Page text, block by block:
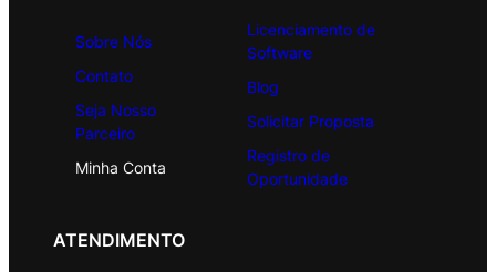
Sobre Nós
Contato
Seja Nosso
Parceiro
Minha Conta
Licenciamento de
Software
Blog
Solicitar Proposta
Registro de
Oportunidade
ATENDIMENTO